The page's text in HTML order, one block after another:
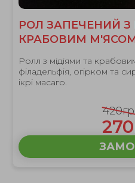
РОЛ ЗАПЕЧЕНИЙ З
КРАБОВИМ
Ролл з мідіями та
філадельфія, огірком та
ікрі масаго.